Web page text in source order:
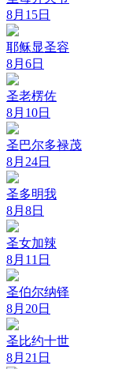
8月15日
耶稣显圣容
8月6日
圣老楞佐
8月10日
圣巴尔多禄茂
8月24日
圣多明我
8月8日
圣女加辣
8月11日
圣伯尔纳铎
8月20日
圣比约十世
8月21日